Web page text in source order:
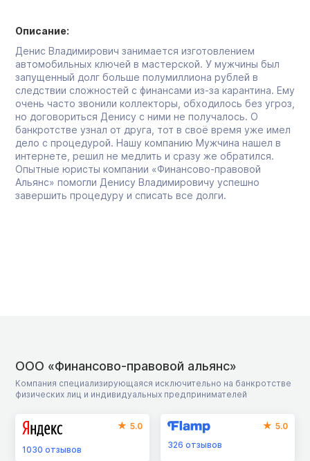
Описание:
Денис Владимирович занимается изготовлением
автомобильных ключей в мастерской. У мужчины был
запущенный долг больше полумиллиона рублей в
следствии сложностей с финансами из-за карантина. Ему
очень часто звонили коллекторы, обходилось без угроз,
но договориться Денису с ними не получалось. О
банкротстве узнал от друга, тот в своё время уже имел
дело с процедурой. Нашу компанию Мужчина нашел в
интернете, решил не медлить и сразу же обратился.
Опытные юристы компании «Финансово-правовой
Альянс» помогли Денису Владимировичу успешно
завершить процедуру и списать все долги.
ООО «Финансово-правовой альянс»
Компания специализирующаяся исключительно на банкротстве
физических лиц и индивидуальных предпринимателей
5.0
1030 отзывов
5.0
326отзывов